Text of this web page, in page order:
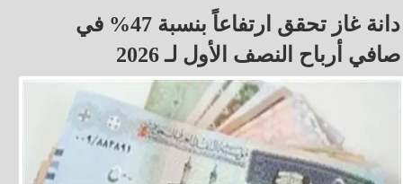
دانة غاز تحقق ارتفاعاً بنسبة 47% في
صافي أرباح النصف الأول لـ 2026